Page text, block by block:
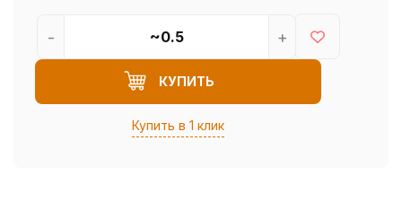
КУПИТЬ
Купить в 1 клик
- +